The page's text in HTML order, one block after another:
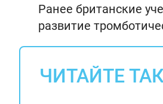
Ранее британские
развитие
ЧИТАЙТЕ